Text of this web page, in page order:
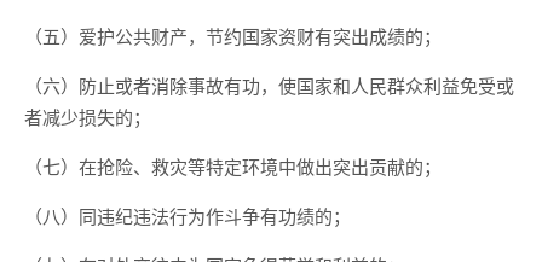
（五）爱护公共财产，节约国家资财有突出成绩的；
（六）防止或者消除事故有功，使国家和人民群众利益免受或
者减少损失的；
（七）在抢险、救灾等特定环境中做出突出贡献的；
（八）同违纪违法行为作斗争有功绩的；